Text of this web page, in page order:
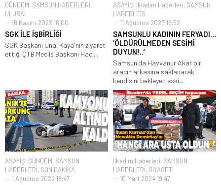
GÜNDEM, SAMSUN HABERLERİ,
ULUSAL
18 Kasım 2022 16:00
SGK İLE İŞBİRLİĞİ
SGK Başkanı Ünal Kaya'nın ziyaret
ettiği ÇTB Meclis Başkanı Hacı...
ASAYİŞ, İlkadım Haberleri, SAMSUN
HABERLERİ
11 Ağustos 2023 18:52
SAMSUNLU KADININ FERYADI…
‘ÖLDÜRÜLMEDEN SESİMİ
DUYUN!..’
Samsun'da Havvanur Akar bir
aracın arkasına saklanarak
kendisini bekleyen eski...
ASAYİŞ, GÜNDEM, SAMSUN
HABERLERİ, SON DAKİKA
1 Ağustos 2022 18:47
İlkadım Haberleri, SAMSUN
HABERLERİ, SİYASET
10 Mart 2024 19:47